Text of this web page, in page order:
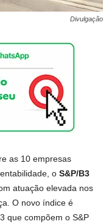
Divulgação
as 10 empresas
o S&P/B3
atuação elevada nos
O novo índice é
que compõem o S&P